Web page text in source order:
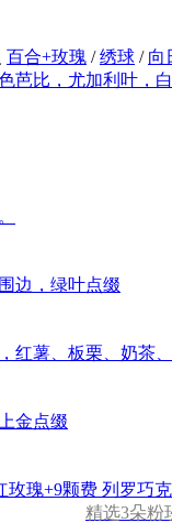
百合+玫瑰 /绣球 / 向
精选3朵粉